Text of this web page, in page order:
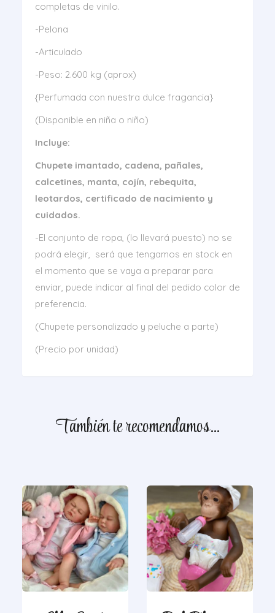
completas de vinilo.
-Pelona
-Articulado
-Peso: 2.600 kg (aprox)
{Perfumada con nuestra dulce fragancia}
(Disponible en niña o niño)
Incluye:
Chupete imantado, cadena, pañales,
calcetines, manta, cojín, rebequita,
leotardos, certificado de nacimiento y
cuidados.
-El conjunto de ropa, (lo llevará puesto) no se
podrá elegir, será que tengamos en stock en
el momento que se vaya a preparar para
enviar, puede indicar al final del pedido color de
preferencia.
(Chupete personalizado y peluche a parte)
(Precio por unidad)
También te recomendamos…